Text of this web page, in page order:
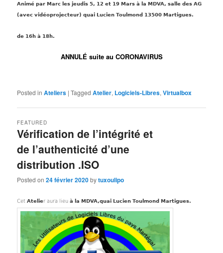
Animé par Marc les jeudis 5, 12 et 19 Mars à la MDVA, salle des AG
(avec vidéoprojecteur) quai Lucien Toulmond 13500 Martigues.
de 16h à 18h.
ANNULÉ suite au CORONAVIRUS
Posted in Ateliers |Tagged Atelier, Logiciels-Libres,Virtualbox
Vérification de l’intégrité et
de l’authenticité d’une
distribution .ISO
FEATURED
Posted on24 février 2020bytuxoulipo
CetAtelier aura lieuà la MDVA,quai Lucien Toulmond Martigues.